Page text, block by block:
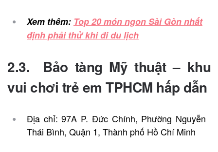
Xem thêm: Top 20 món ngon Sài Gòn nhất
định phải thử khi đi du lịch
2.3. Bảo tàng Mỹ thuật – khu
vui chơi trẻ em TPHCM hấp dẫn
Địa chỉ: 97A P. Đức Chính, Phường Nguyễn
Thái Bình, Quận 1, Thành phố Hồ Chí Minh